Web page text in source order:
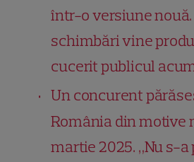
într-o versiune nouă.
schimbări vine
cucerit publicul
Un concurent
România din motive
martie 2025. „Nu s-